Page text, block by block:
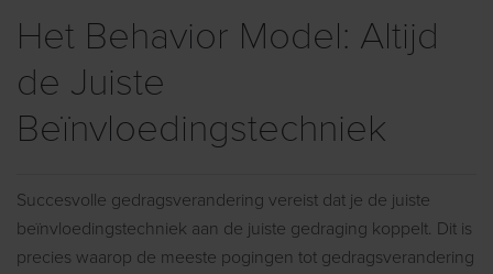
Het Behavior Model: Altijd
de Juiste
Beïnvloedingstechniek
Succesvolle gedragsverandering vereist dat je de juiste
beïnvloedingstechniek aan de juiste gedraging koppelt. Dit is
precies waarop de meeste pogingen tot gedragsverandering